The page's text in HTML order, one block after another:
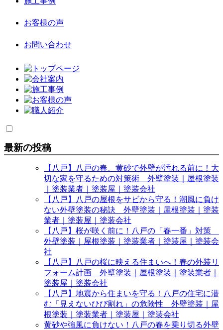
お客様の声
お問い合わせ
最新の投稿
【八戸】八戸の春、黄砂で外壁が汚れる前に！大
切な家を守るための対策術 外壁塗装｜屋根塗装
｜塗装業者｜塗装屋｜塗装会社
【八戸】八戸の屋根をサビから守る！潮風に負け
ない外壁塗装の秘訣 外壁塗装｜屋根塗装｜塗装
業者｜塗装屋｜塗装会社
【八戸】桜が咲く前に！八戸の「春一番」対策
外壁塗装｜屋根塗装｜塗装業者｜塗装屋｜塗装会
社
【八戸】八戸の桜に映える住まいへ！春の外装リ
フォーム計画 外壁塗装｜屋根塗装｜塗装業者｜
塗装屋｜塗装会社
【八戸】地震から住まいを守る！八戸の住宅に潜
む「見えないひび割れ」の危険性 外壁塗装｜屋
根塗装｜塗装業者｜塗装屋｜塗装会社
黄砂や強風に負けない！八戸の春を乗り切る外壁